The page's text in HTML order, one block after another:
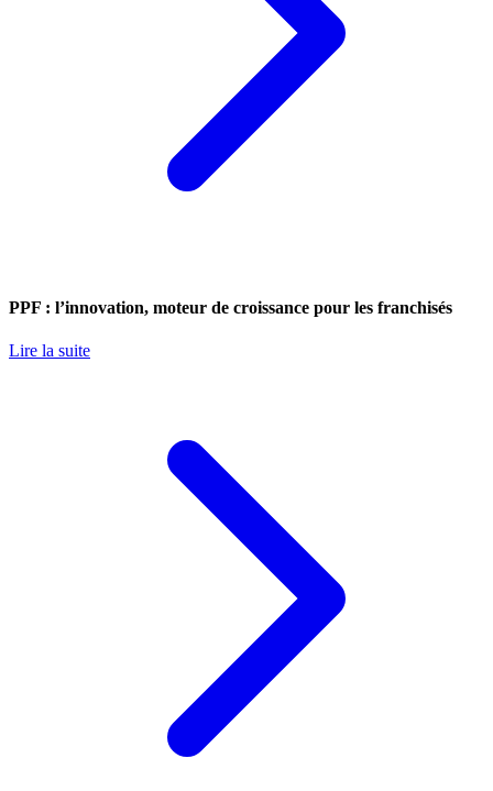
PPF : l’innovation, moteur de croissance pour les franchisés
Lire la suite